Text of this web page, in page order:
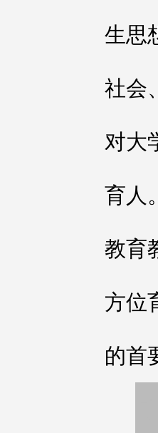
生思
社会
对大
育人
教育
方位
的首